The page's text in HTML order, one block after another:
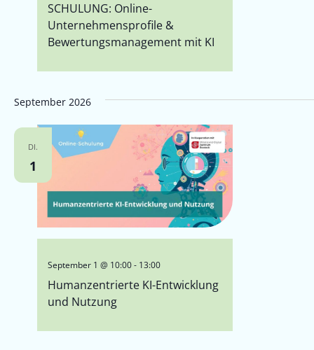
SCHULUNG: Online-
Unternehmensprofile &
Bewertungsmanagement mit KI
September 2026
DI.
1
Humanzentrierte KI-Entwicklung
und Nutzung
September 1 @ 10:00- 13:00